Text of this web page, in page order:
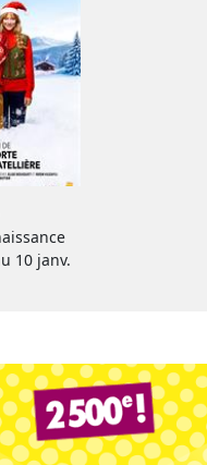
10 janv.